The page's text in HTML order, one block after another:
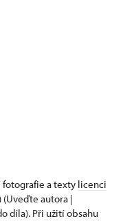
a texty licenci
(Uveďte autora |
díla). Při užití obsahu